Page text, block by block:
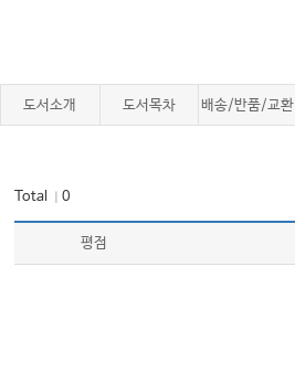
도서소개 도서목차 배송/반품/교환
Total ｜0
평점